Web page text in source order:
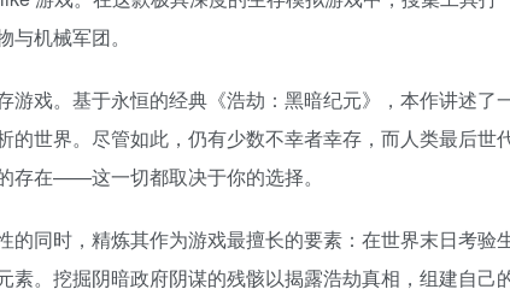
机械军团。
游戏。基于永恒的经典《浩劫：黑暗纪元》，本作讲述了
世界。尽管如此，仍有少数不幸者幸存，而人类最后世
存在——这一切都取决于你的选择。
同时，精炼其作为游戏最擅长的要素：在世界末日考验
。挖掘阴暗政府阴谋的残骸以揭露浩劫真相，组建自己